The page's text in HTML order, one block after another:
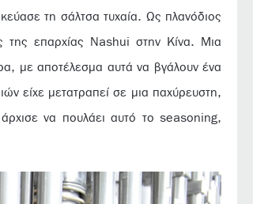
τη σάλτσα τυχαία. Ως πλανόδιος
της επαρχίας Nashui στην Κίνα. Μια
με αποτέλεσμα αυτά να βγάλουν ένα
είχε μετατραπεί σε μια παχύρευστη,
να πουλάει αυτό το seasoning,